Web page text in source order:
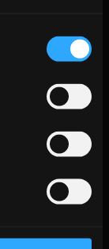
le cheddar
bouillonne à
au